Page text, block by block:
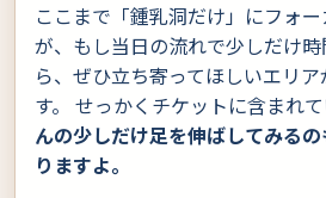
ここまで「鍾乳洞だけ」にフォ
が、もし当日の流れで少しだけ
ら、ぜひ立ち寄ってほしいエリ
す。 せっかくチケットに含まれて
んの少しだけ足を伸ばしてみる
りますよ。